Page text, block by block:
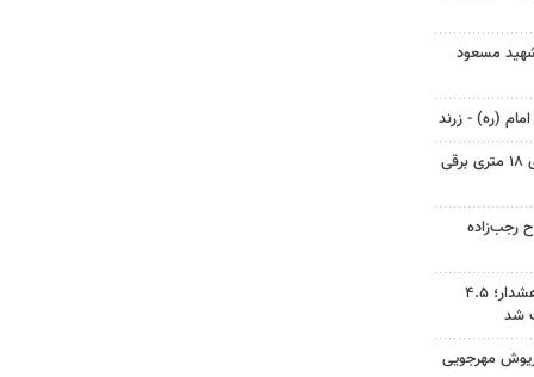
شهید مسعود
(ره) - زرند
ورود متروباس‌ها و اتوبوس‌های ۱۸ متری برقی
رجب‌زاده
دریاچه ارومیه میان فرصت و هشدار؛ ۴.۵
شد
مهرجویی